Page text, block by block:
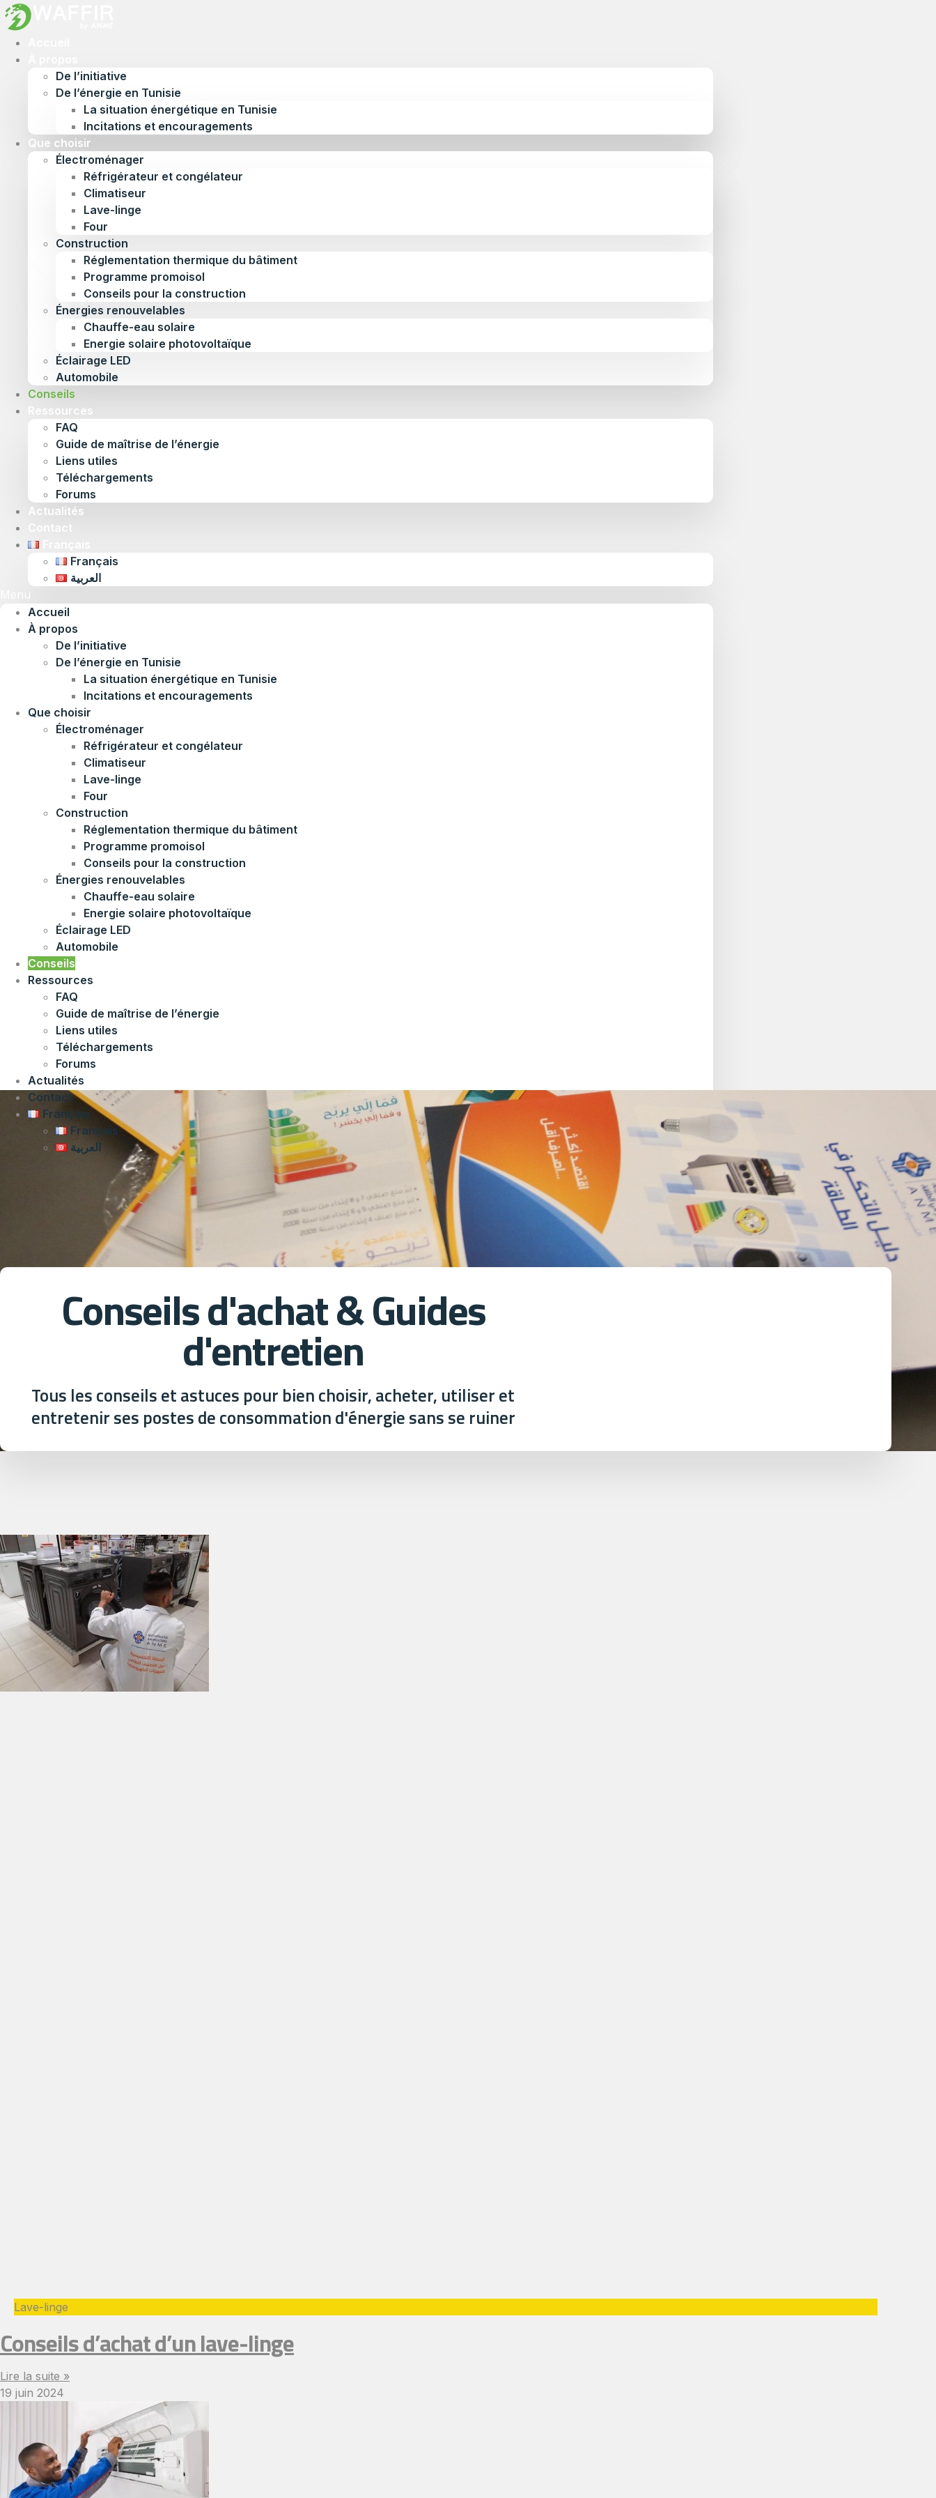
De l’initiative
De l’énergie en Tunisie
La situation énergétique en Tunisie
Incitations et encouragements
Que choisir
Électroménager
Réfrigérateur et congélateur
Climatiseur
Lave-linge
Four
Construction
Réglementation thermique du bâtiment
Programme promoisol
Conseils pour la construction
Énergies renouvelables
Chauffe-eau solaire
Energie solaire photovoltaïque
Éclairage LED
Automobile
Conseils
Ressources
FAQ
Guide de maîtrise de l’énergie
Liens utiles
Téléchargements
Forums
Actualités
Contact
Français
العربية
Accueil
À propos
De l’initiative
De l’énergie en Tunisie
La situation énergétique en Tunisie
Incitations et encouragements
Que choisir
Électroménager
Réfrigérateur et congélateur
Climatiseur
Lave-linge
Four
Construction
Réglementation thermique du bâtiment
Programme promoisol
Conseils pour la construction
Énergies renouvelables
Chauffe-eau solaire
Energie solaire photovoltaïque
Éclairage LED
Automobile
Conseils
Ressources
FAQ
Guide de maîtrise de l’énergie
Liens utiles
Téléchargements
Forums
Actualités
Contact
Français
Français
العربية
Conseils d'achat & Guides
d'entretien
Tous les conseils et astuces pour bien choisir, acheter, utiliser et
entretenir ses postes de consommation d'énergie sans se ruiner
Lave-linge
Conseils d’achat d’un lave-linge
Lire la suite »
19 juin 2024